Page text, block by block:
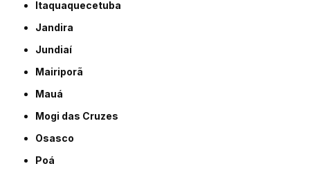
Itaquaquecetuba
Jandira
Jundiaí
Mairiporã
Mauá
Mogi das Cruzes
Osasco
Poá